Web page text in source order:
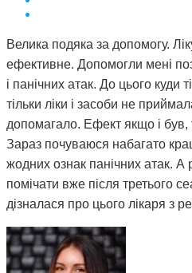
Велика подяка за допомогу.
ефективне. Допомогли мені
і панічних атак. До цього куди
тільки ліки і засоби не
допомагало. Ефект якщо і був,
Зараз почуваюся набагато
жодних ознак панічних атак. А
помічати вже після третього
дізналася про цього лікаря з